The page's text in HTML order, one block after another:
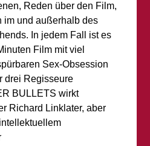
Reden über den Film,
im und außerhalb des
In jedem Fall ist es
Film mit viel
Sex-Obsession
drei Regisseure
BULLETS wirkt
Richard Linklater, aber